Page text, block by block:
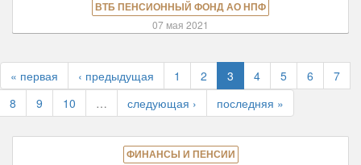
ВТБ ПЕНСИОННЫЙ ФОНД АО НПФ
07 мая 2021
« первая ‹ предыдущая 1 2 3 4 5 6
7
8
9 10 … следующая › последняя »
ФИНАНСЫ И ПЕНСИИ